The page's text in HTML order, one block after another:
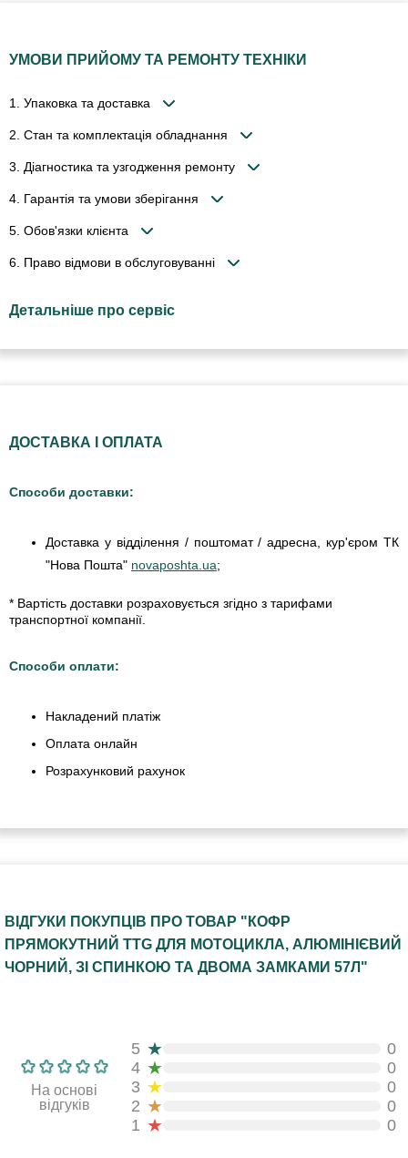
УМОВИ ПРИЙОМУ ТА РЕМОНТУ ТЕХНІКИ
1. Упаковка та доставка
2. Стан та комплектація обладнання
3. Діагностика та узгодження ремонту
4. Гарантія та умови зберігання
5. Обов'язки клієнта
6. Право відмови в обслуговуванні
Детальніше про сервіс
ДОСТАВКА І ОПЛАТА
Способи доставки:
Доставка у відділення / поштомат / адресна, кур'єром ТК
"Нова Пошта" novaposhta.ua;
* Вартість доставки розраховується згідно з тарифами
транспортної компанії.
Способи оплати:
Накладений платіж
Оплата онлайн
Розрахунковий рахунок
ВІДГУКИ ПОКУПЦІВ ПРО ТОВАР "КОФР
ПРЯМОКУТНИЙ TTG ДЛЯ МОТОЦИКЛА, АЛЮМІНІЄВИЙ
ЧОРНИЙ, ЗІ СПИНКОЮ ТА ДВОМА ЗАМКАМИ 57Л"
На основі
відгуків
5 ★
0
4 ★
0
3 ★
0
2 ★
0
1 ★ 0